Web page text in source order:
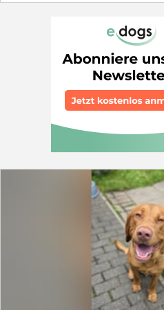
nicht beantwortet, gerne
ersten Fragen klären können !
natürlich über ernstgemeinte,
oder Telefon.. Eine
gegenseitigen Kennenlernen .
schönen Luftkurort Reichshof-
und Olpe. Vereinbaren Sie am
meiner mobil Nummer einen
und sind sehr aufgeschlossen.
Zwerge Halsband, Leine, ein
mit unserem Geruch und
auf den Weg in ihren neuen
Zuchtpapieren (MASCA) 850
sind jetzt 10 Wochen alt und
vorheriger Absprache besucht
ein neues tolles Zuhause steht
WhatsApp nummer ist (+49)